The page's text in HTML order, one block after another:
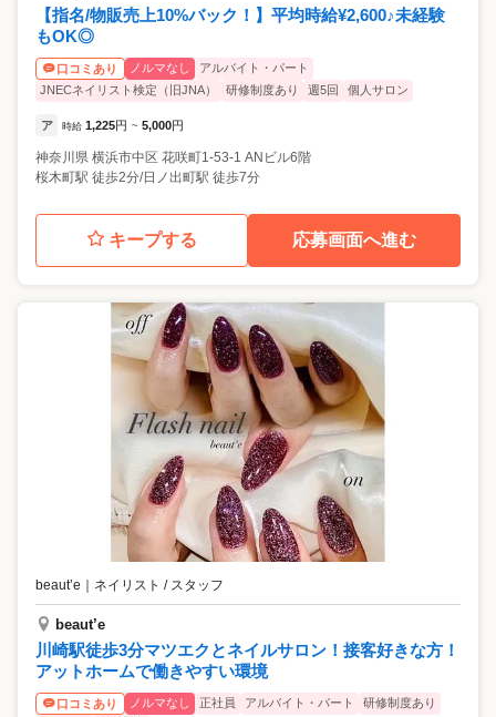
【指名/物販売上10%バック！】平均時給¥2,600♪未経験
もOK◎
口コミあり ノルマなし
アルバイト・パート
JNECネイリスト検定（旧JNA）
研修制度あり 週5回 個人サロン
ア 時給 1,225円 ~ 5,000円
神奈川県 横浜市中区 花咲町1-53-1 ANビル6階
桜木町駅 徒歩2分/日ノ出町駅 徒歩7分
キープする 応募画面へ進む
beaut’e ネイリスト / スタッフ
beaut’e
川崎駅徒歩3分マツエクとネイルサロン！接客好きな方！
アットホームで働きやすい環境
口コミあり ノルマなし 正社員 アルバイト・パート
研修制度あり